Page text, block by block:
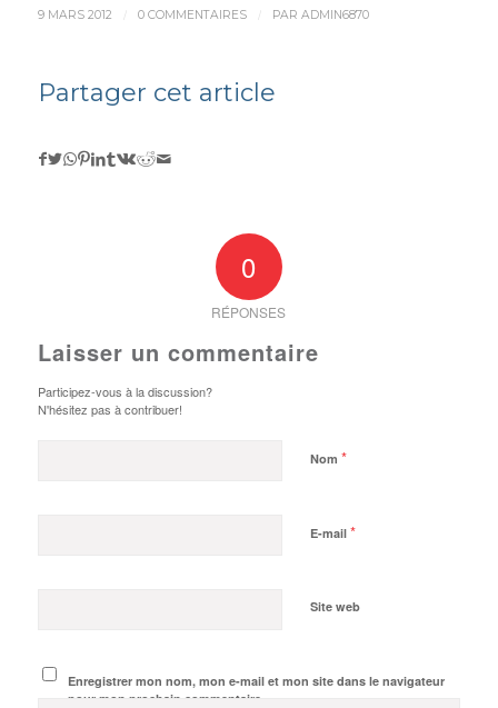
9 MARS 2012 0 COMMENTAIRES PAR ADMIN6870
Partager cet article
0
RÉPONSES
Laisser un commentaire
Participez-vous à la discussion?
N'hésitez pas à contribuer!
Nom *
E-mail *
Site web
Enregistrer mon nom, mon e-mail et mon site dans le navigateur
pour mon prochain commentaire.